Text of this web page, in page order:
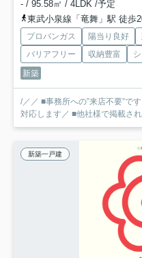
- / 95.58㎡ / 4LDK /予定
東武小泉線「竜舞」駅 徒歩
プロパンガス 陽当り良好
バリアフリー
収納豊富
新築
/／／ ■事務所への”来店不要”で
対応します／ ■他社様で掲載さ
新築一戸建